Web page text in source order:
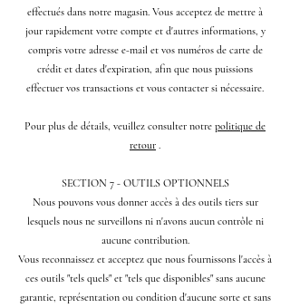
effectués dans notre magasin. Vous acceptez de mettre à
jour rapidement votre compte et d'autres informations, y
compris votre adresse e-mail et vos numéros de carte de
crédit et dates d'expiration, afin que nous puissions
effectuer vos transactions et vous contacter si nécessaire.
Pour plus de détails, veuillez consulter notre politique de
retour
SECTION 7 - OUTILS OPTIONNELS
Nous pouvons vous donner accès à des outils tiers sur
lesquels nous ne surveillons ni n'avons aucun contrôle ni
aucune contribution.
Vous reconnaissez et acceptez que nous fournissons l'accès à
ces outils "tels quels" et "tels que disponibles" sans aucune
garantie, représentation ou condition d'aucune sorte et sans